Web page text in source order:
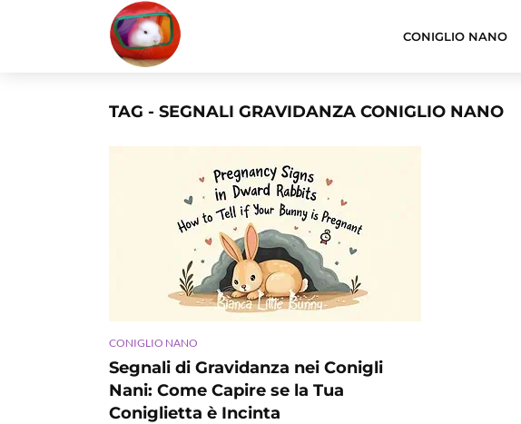
CONIGLIO NANO
TAG - SEGNALI GRAVIDANZA CONIGLIO NANO
CONIGLIO NANO
Segnali di Gravidanza nei Conigli
Nani: Come Capire se la Tua
Coniglietta è Incinta